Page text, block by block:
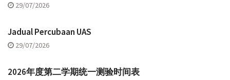
29/07/2026
Jadual Percubaan UAS
29/07/2026
2026年度第二学期统一测验时间表